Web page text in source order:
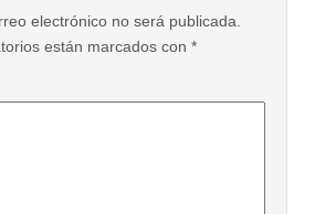
electrónico no será publicada.
están marcados con *